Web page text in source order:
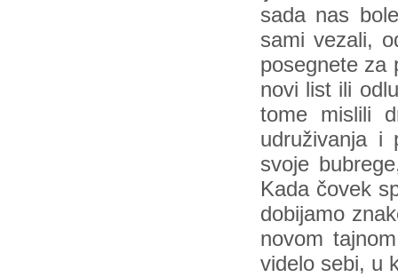
sada nas
sami vezali,
posegnete za
novi list ili
tome mislili
udruživanja i
svoje
Kada čovek
dobijamo
novom
videlo sebi, u